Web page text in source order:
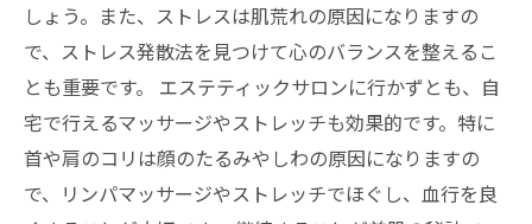
しょう。また、ストレスは肌荒れの原因になりますの
で、ストレス発散法を見つけて心のバランスを整えるこ
とも重要です。 エステティックサロンに行かずとも、自
宅で行えるマッサージやストレッチも効果的です。特に
首や肩のコリは顔のたるみやしわの原因になりますの
で、リンパマッサージやストレッチでほぐし、血行を良